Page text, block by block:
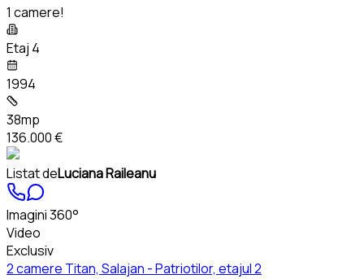
1 camere!
Etaj 4
1994
38mp
136.000 €
Listat deLuciana Raileanu
Imagini 360°
Video
Exclusiv
2 camere Titan, Salajan - Patriotilor, etajul 2